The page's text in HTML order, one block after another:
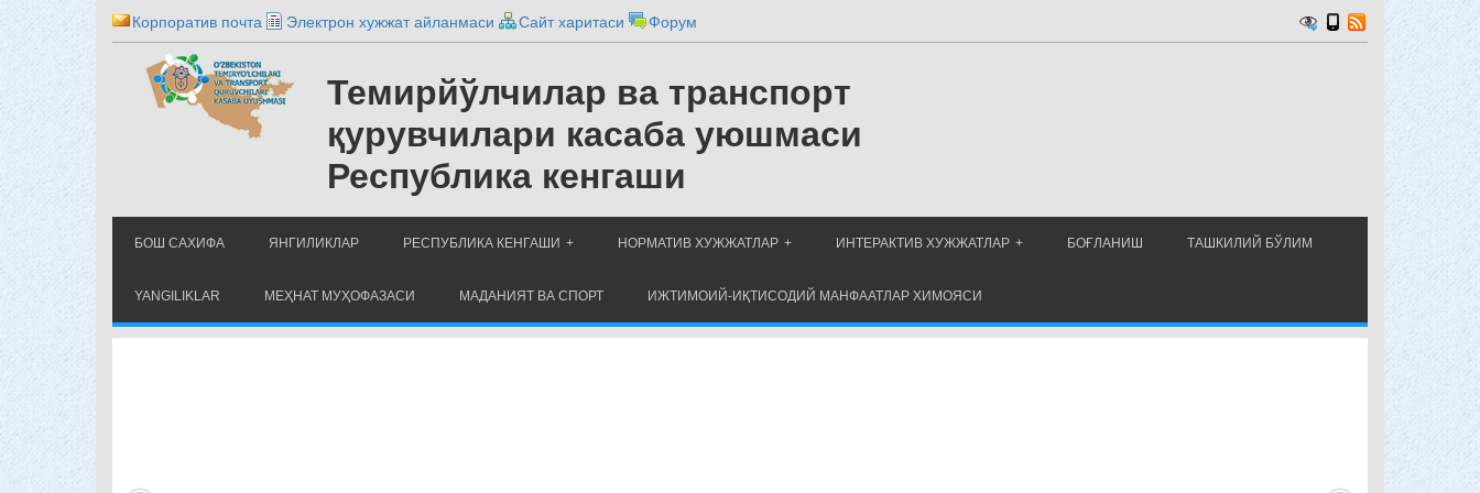
Корпоратив почта Электрон хужжат айланмаси Сайт харитаси Форум
Темирйўлчилар ва транспорт
қурувчилари касаба уюшмаси
Республика кенгаши
БОШ САХИФА ЯНГИЛИКЛАР РЕСПУБЛИКА КЕНГАШИ НОРМАТИВ ХУЖЖАТЛАР ИНТЕРАКТИВ ХУЖЖАТЛАР БОҒЛАНИШ ТАШКИЛИЙ БЎЛИМ
YANGILIKLAR МЕҲНАТ МУҲОФАЗАСИ МАДАНИЯТ ВА СПОРТ ИЖТИМОИЙ-ИҚТИСОДИЙ МАНФААТЛАР ХИМОЯСИ